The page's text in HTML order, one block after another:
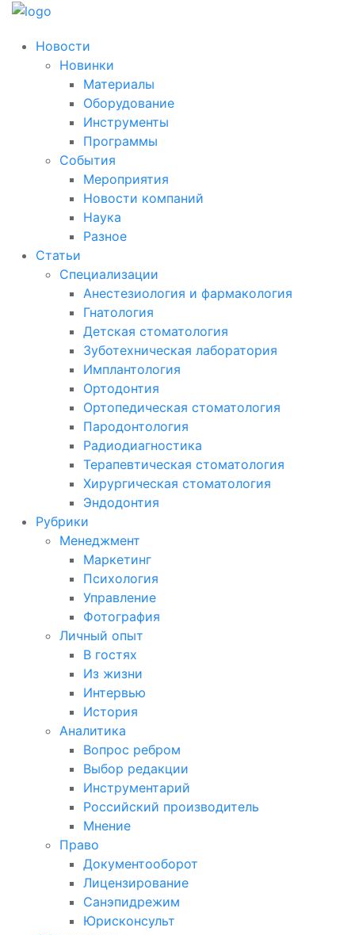
Новости
Новинки
Материалы
Оборудование
Инструменты
Программы
События
Мероприятия
Новости компаний
Наука
Разное
Статьи
Специализации
Анестезиология и фармакология
Гнатология
Детская стоматология
Зуботехническая лаборатория
Имплантология
Ортодонтия
Ортопедическая стоматология
Пародонтология
Радиодиагностика
Терапевтическая стоматология
Хирургическая стоматология
Эндодонтия
Рубрики
Менеджмент
Маркетинг
Психология
Управление
Фотография
Личный опыт
В гостях
Из жизни
Интервью
История
Аналитика
Вопрос ребром
Выбор редакции
Инструментарий
Российский производитель
Мнение
Право
Документооборот
Лицензирование
Санэпидрежим
Юрисконсульт